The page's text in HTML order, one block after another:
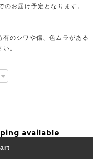
お届け予定となります。
のシワや傷、色ムラがある
。
available